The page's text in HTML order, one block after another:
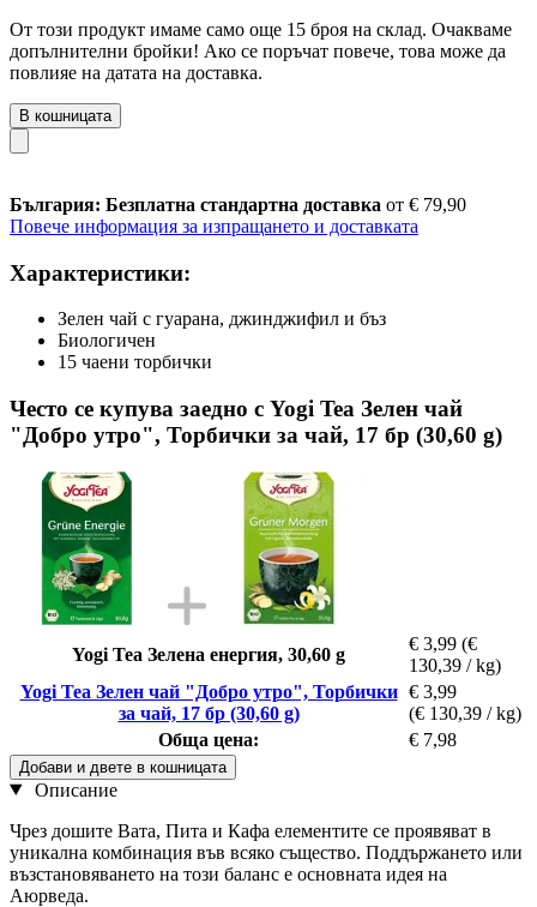
От този продукт имаме само още 15 броя на склад. Очакваме
допълнителни бройки! Ако се поръчат повече, това може да
повлияе на датата на доставка.
В кошницата
България: Безплатна стандартна доставка от € 79,90
Повече информация за изпращането и доставката
Характеристики:
Зелен чай с гуарана, джинджифил и бъз
Биологичен
15 чаени торбички
Често се купува заедно с Yogi Tea Зелен чай
"Добро утро", Торбички за чай, 17 бр (30,60 g)
Yogi Tea Зелена енергия, 30,60 g
€ 3,99 (€
130,39 / kg)
Yogi Tea Зелен чай "Добро утро", Торбички
за чай, 17 бр (30,60 g)
€ 3,99
(€ 130,39 / kg)
Обща цена:
€ 7,98
Добави и двете в кошницата
Описание
Чрез дошите Вата, Пита и Кафа елементите се проявяват в
уникална комбинация във всяко същество. Поддържането или
възстановяването на този баланс е основната идея на
Аюрведа.